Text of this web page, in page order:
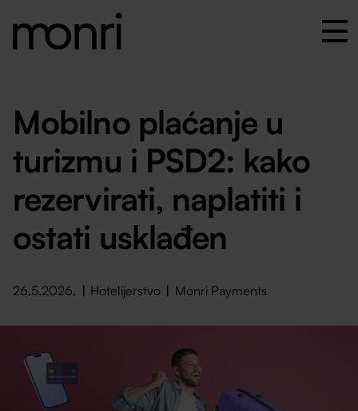
Mobilno plaćanje u
turizmu i PSD2: kako
rezervirati, naplatiti i
ostati usklađen
26.5.2026. Hotelijerstvo Monri Payments